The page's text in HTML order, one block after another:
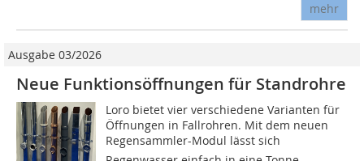
mehr
Ausgabe 03/2026
Neue Funktionsöffnungen für Standrohre
Loro bietet vier verschiedene Varianten für
Öffnungen in Fallrohren. Mit dem neuen
Regensammler-Modul lässt sich